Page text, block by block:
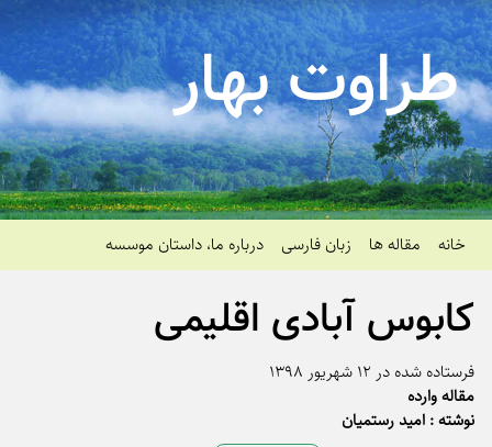
طراوت بهار
خانه مقاله ها زبان فارسی درباره ما، داستان موسسه
کابوس آبادی اقلیمی
فرستاده شده در ۱۲ شهریور ۱۳۹۸
مقاله وارده
نوشته : امید رستمیان